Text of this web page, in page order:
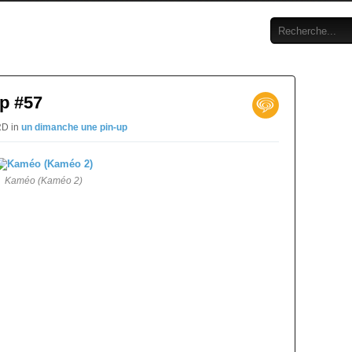
#57
in un dimanche une pin-up
Kaméo (Kaméo 2)